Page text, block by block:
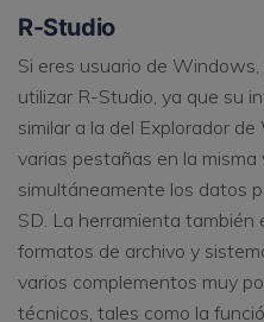
R-Studio
Si eres usuario de
utilizar R-Studio, ya que su
similar a la del Explorador
varias pestañas en la
simultáneamente los datos
SD. La herramienta
formatos de archivo y
varios complementos muy
técnicos, tales como la